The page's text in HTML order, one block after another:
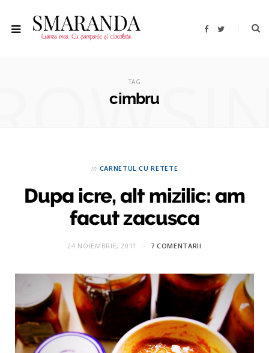
F
T
TAG
cimbru
in CARNETUL CU RETETE
Dupa icre, alt mizilic: am
facut zacusca
24 NOIEMBRIE, 2011 7 COMENTARII